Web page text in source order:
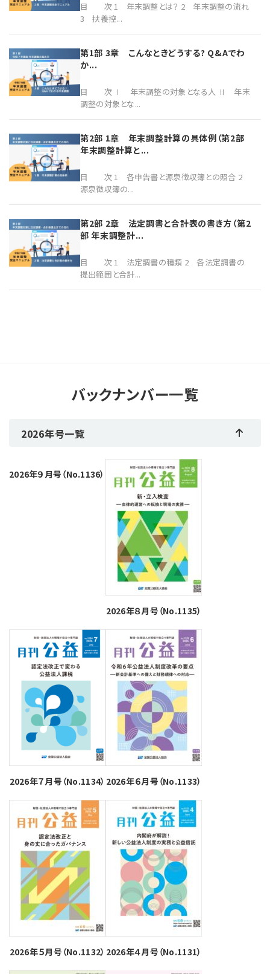
目 次 1 年末調整とは？ 2 年末調整の流れ
3 扶養控...
第1部 3章 こんなときどうする? Q&Aでわ
か...
目 次 Ⅰ 年末調整の対象となる人 Ⅱ 年末
調整の対象とな...
第2部 1章 年末調整計算の具体例（第2部
年末調整計算と...
目 次 1 各申告書と源泉徴収簿との照合 2
源泉徴収簿の...
第2部 2章 法定調書と合計表の書き方（第2
部 年末調整計...
目 次 1 法定調書の種類 2 各法定調書の
提出範囲と合計...
バックナンバー一覧
2026年号一覧
2026年９月号（No.1136）
2026年８月号（No.1135）
2026年７月号（No.1134） 2026年６月号（No.1133）
2026年５月号（No.1132） 2026年４月号（No.1131）